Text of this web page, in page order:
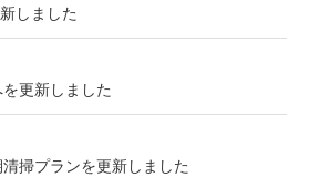
しました
更新しました
掃プランを更新しました